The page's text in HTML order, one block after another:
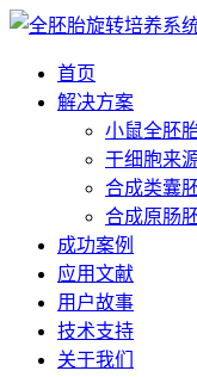
首页
解决方案
小鼠全胚
干细胞来
合成类囊
合成原肠
成功案例
应用文献
用户故事
技术支持
关于我们